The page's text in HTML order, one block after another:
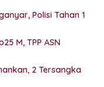
Polisi Tahan 1
M, TPP ASN
2 Tersangka